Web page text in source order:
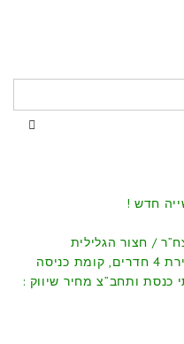
חדש !
/ חצור הגלילית
למכירה | צפת, שפרינצק – דירת 4 חדרים, קומת כניסה
ותחב”צ מחיר שיווק :